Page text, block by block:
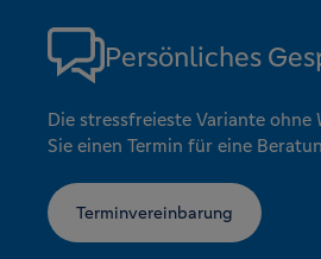
Persönliches
Die stressfreieste Variante ohne
Sie einen Termin für eine
Terminvereinbarung